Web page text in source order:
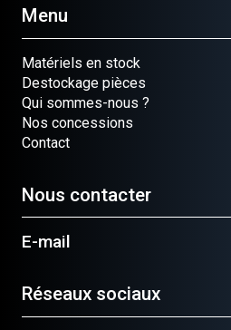
Menu
Matériels en stock
Destockage pièces
Qui sommes-nous ?
Nos concessions
Contact
Nous contacter
E-mail
Réseaux sociaux